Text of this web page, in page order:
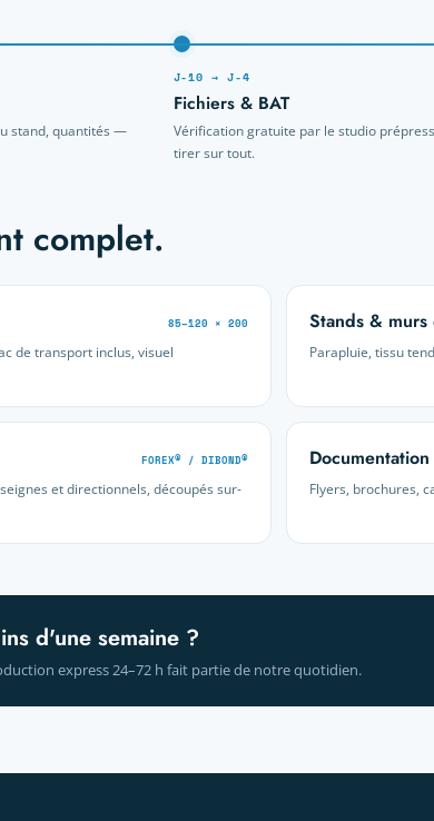
stand, quantités —
J-10 → J-4
Fichiers & BAT
Vérification gratuite par le studio
tirer sur tout.
complet.
85–120 × 200
de transport inclus, visuel
Stands &
Parapluie, tissu
FOREX® / DIBOND®
et directionnels, découpés sur-
Flyers, brochures,
d'une semaine ?
express 24–72 h fait partie de notre quotidien.